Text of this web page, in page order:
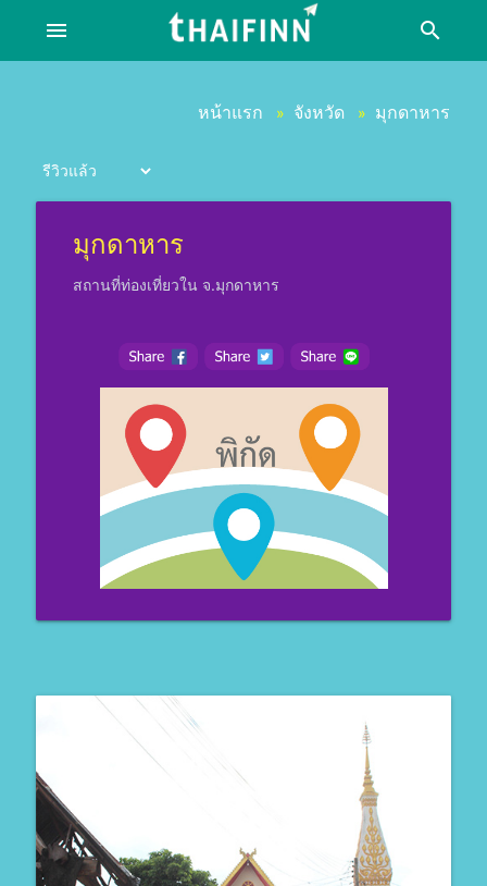
menu search
หน้าแรก » จังหวัด » มุกดาหาร
มุกดาหาร
สถานที่ท่องเที่ยวใน จ.มุกดาหาร